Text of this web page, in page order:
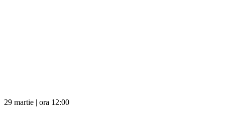
29 martie | ora 12:00